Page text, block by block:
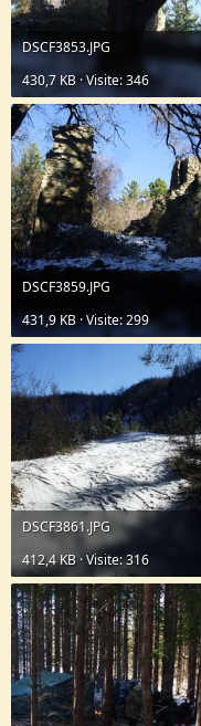
DSCF3853.JPG
430,7 KB · Visite: 346
DSCF3859.JPG
431,9 KB · Visite: 299
DSCF3861.JPG
412,4 KB · Visite: 316